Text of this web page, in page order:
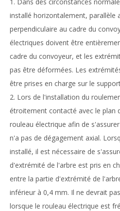
installé horizontalement, parallèle
perpendiculaire au cadre du
électriques doivent être
cadre du convoyeur, et les
pas être déformées. Les
être prises en charge sur le
2. Lors de l'installation du
étroitement contacté avec le plan
rouleau électrique afin de
n'a pas de dégagement axial.
installé, il est nécessaire de
d'extrémité de l'arbre est pris en
entre la partie d'extrémité de
inférieur à 0,4 mm. Il ne devrait
lorsque le rouleau électrique est